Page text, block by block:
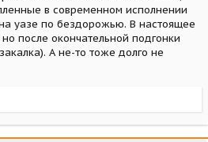
в современном исполнении
уазе по бездорожью. В настоящее
после окончательной подгонки
А не-то тоже долго не